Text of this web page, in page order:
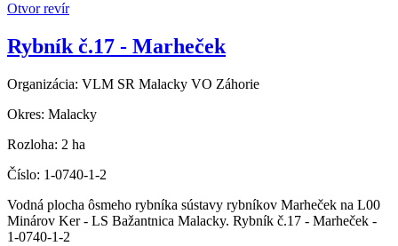
Otvor revír
Rybník č.17 - Marheček
Organizácia: VLM SR Malacky VO Záhorie
Okres: Malacky
Rozloha: 2 ha
Číslo: 1-0740-1-2
Vodná plocha ôsmeho rybníka sústavy rybníkov Marheček na L00
Minárov Ker - LS Bažantnica Malacky. Rybník č.17 - Marheček -
1-0740-1-2